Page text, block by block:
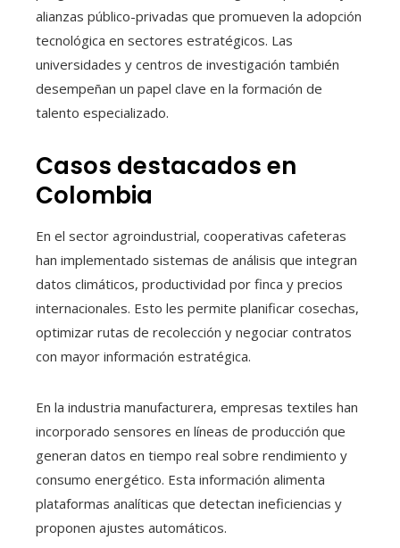
alianzas público-privadas que promueven la adopción
tecnológica en sectores estratégicos. Las
universidades y centros de investigación también
desempeñan un papel clave en la formación de
talento especializado.
Casos destacados en
Colombia
En el sector agroindustrial, cooperativas cafeteras
han implementado sistemas de análisis que integran
datos climáticos, productividad por finca y precios
internacionales. Esto les permite planificar cosechas,
optimizar rutas de recolección y negociar contratos
con mayor información estratégica.
En la industria manufacturera, empresas textiles han
incorporado sensores en líneas de producción que
generan datos en tiempo real sobre rendimiento y
consumo energético. Esta información alimenta
plataformas analíticas que detectan ineficiencias y
proponen ajustes automáticos.